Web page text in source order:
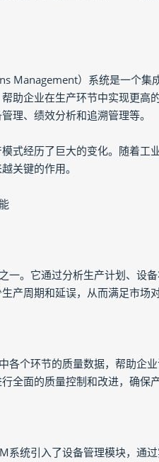
Management）系统是一个集
助企业在生产环节中实现更
理、绩效分析和追溯管理等。
式经历了巨大的变化。随着
关键的作用。
一。它通过分析生产计划、设
产周期和延误，从而满足市场
各个环节的质量数据，帮助企
全面的质量控制和改进，确保
系统引入了设备管理模块，通